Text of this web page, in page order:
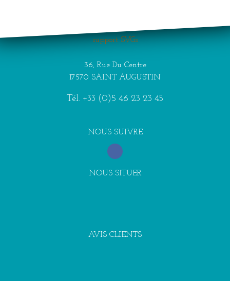
NOUS SUIVRE
NOUS SITUER
support SVGs
36, Rue Du Centre
17570 SAINT AUGUSTIN
Tél. +33 (0)5 46 23 23 45
AVIS CLIENTS